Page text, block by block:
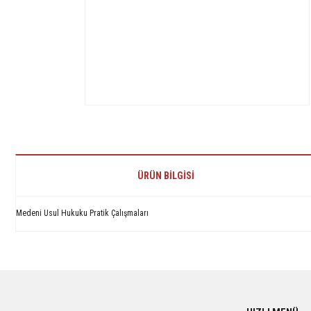
ÜRÜN BILGISI
Medeni Usul Hukuku Pratik Çalışmaları